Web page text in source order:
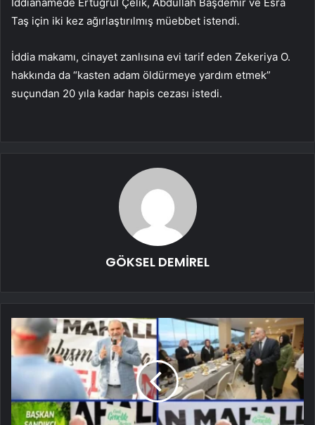
Taş için iki kez ağırlaştırılmış müebbet istendi.
İddia makamı, cinayet zanlısına evi tarif eden Zekeriya O.
hakkında da “kasten adam öldürmeye yardım etmek”
suçundan 20 yıla kadar hapis cezası istedi.
GÖKSEL DEMİREL